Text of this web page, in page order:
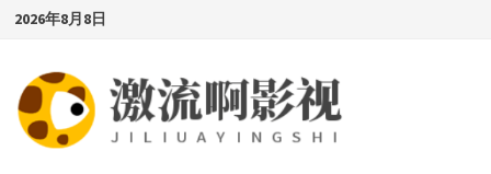
Skip
content
2026年8月8日